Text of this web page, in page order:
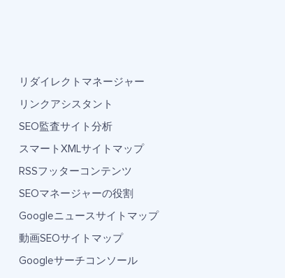
リダイレクトマネージャー
リンクアシスタント
SEO監査サイト分析
スマートXMLサイトマップ
RSSフッターコンテンツ
SEOマネージャーの役割
Googleニュースサイトマップ
動画SEOサイトマップ
Googleサーチコンソール